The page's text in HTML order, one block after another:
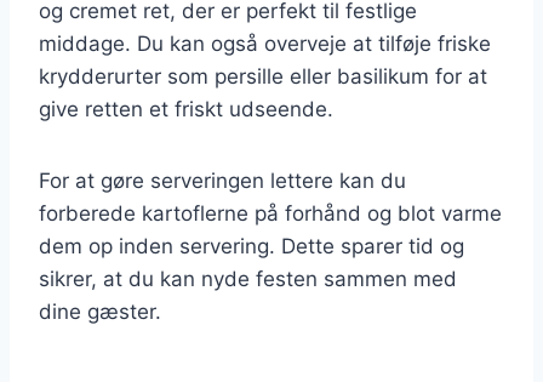
og cremet ret, der er perfekt til festlige
middage. Du kan også overveje at tilføje friske
krydderurter som persille eller basilikum for at
give retten et friskt udseende.
For at gøre serveringen lettere kan du
forberede kartoflerne på forhånd og blot varme
dem op inden servering. Dette sparer tid og
sikrer, at du kan nyde festen sammen med
dine gæster.